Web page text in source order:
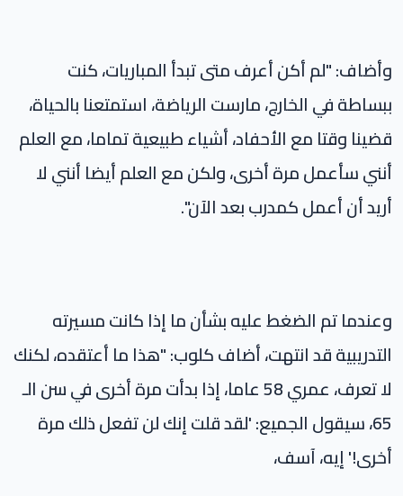
وأضاف: "لم أكن أعرف متى تبدأ المباريات، كنت
ببساطة في الخارج، مارست الرياضة، استمتعنا بالحياة،
قضينا وقتا مع الأحفاد، أشياء طبيعية تماما، مع العلم
أنني سأعمل مرة أخرى، ولكن مع العلم أيضا أنني لا
أريد أن أعمل كمدرب بعد الآن".
وعندما تم الضغط عليه بشأن ما إذا كانت مسيرته
التدريبية قد انتهت، أضاف كلوب: "هذا ما أعتقده، لكنك
لا تعرف، عمري 58 عاما، إذا بدأت مرة أخرى في سن الـ
65، سيقول الجميع: 'لقد قلت إنك لن تفعل ذلك مرة
أخرى!' إيه، آسف،